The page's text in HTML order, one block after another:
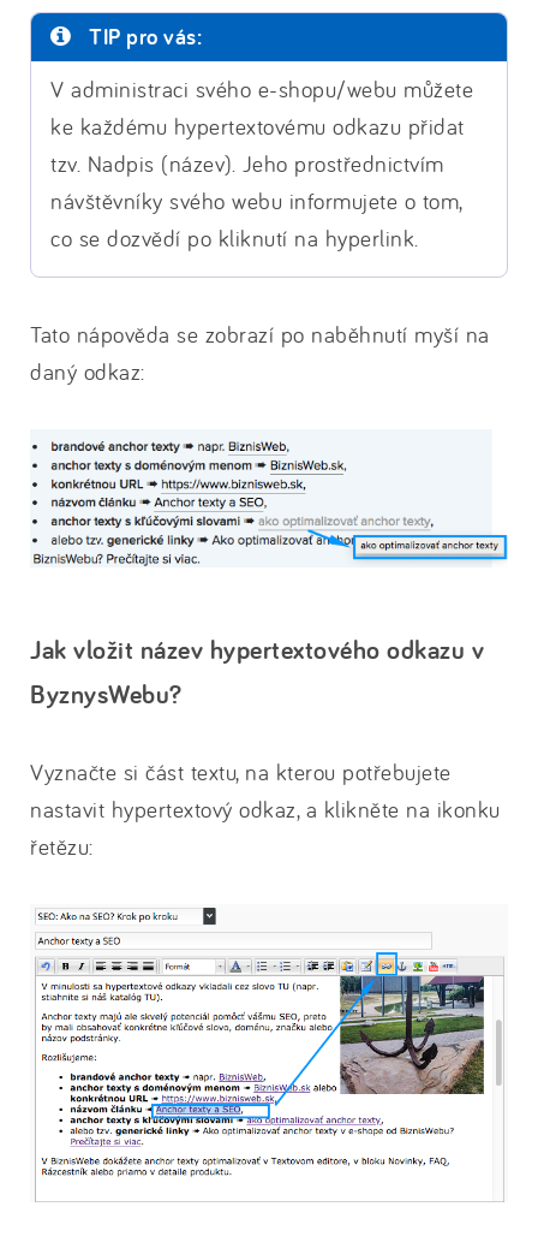
TIP pro vás:
V administraci svého e-shopu/webu můžete
ke každému hypertextovému odkazu přidat
tzv. Nadpis (název). Jeho prostřednictvím
návštěvníky svého webu informujete o tom,
co se dozvědí po kliknutí na hyperlink.
Tato nápověda se zobrazí po naběhnutí myší na
daný odkaz:
Jak vložit název hypertextového odkazu v
ByznysWebu?
Vyznačte si část textu, na kterou potřebujete
nastavit hypertextový odkaz, a klikněte na ikonku
řetězu: